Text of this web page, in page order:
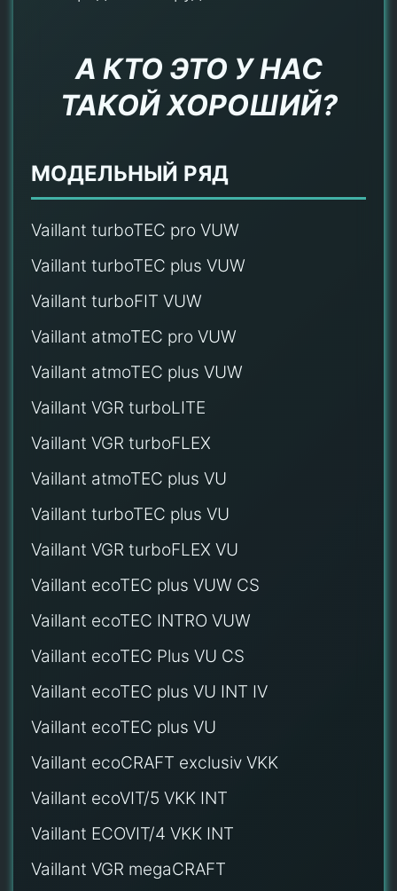
А КТО ЭТО У НАС
ТАКОЙ ХОРОШИЙ?
МОДЕЛЬНЫЙ РЯД
Vaillant turboTEC pro VUW
Vaillant turboTEC plus VUW
Vaillant turboFIT VUW
Vaillant atmoTEC pro VUW
Vaillant atmoTEC plus VUW
Vaillant VGR turboLITE
Vaillant VGR turboFLEX
Vaillant atmoTEC plus VU
Vaillant turboTEC plus VU
Vaillant VGR turboFLEX VU
Vaillant ecoTEC plus VUW CS
Vaillant ecoTEC INTRO VUW
Vaillant ecoTEC Plus VU CS
Vaillant ecoTEC plus VU INT IV
Vaillant ecoTEC plus VU
Vaillant ecoCRAFT exclusiv VKK
Vaillant ecoVIT/5 VKK INT
Vaillant ECOVIT/4 VKK INT
Vaillant VGR megaCRAFT